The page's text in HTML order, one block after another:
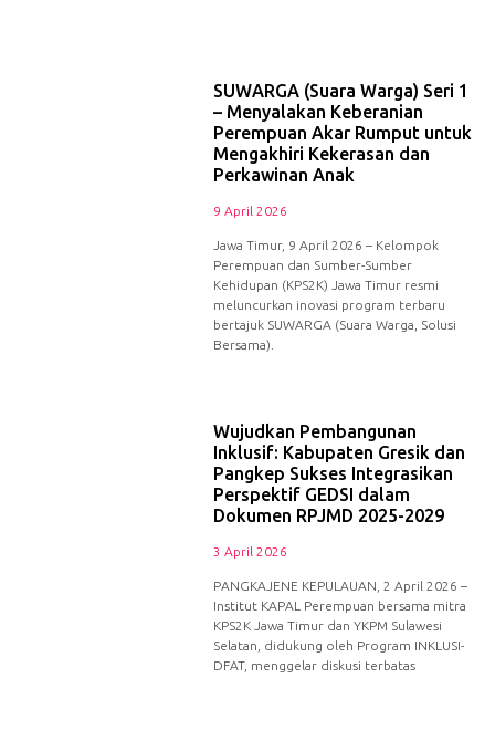
SUWARGA (Suara Warga) Seri 1
– Menyalakan Keberanian
Perempuan Akar Rumput untuk
Mengakhiri Kekerasan dan
Perkawinan Anak
9 April 2026
Jawa Timur, 9 April 2026 – Kelompok
Perempuan dan Sumber-Sumber
Kehidupan (KPS2K) Jawa Timur resmi
meluncurkan inovasi program terbaru
bertajuk SUWARGA (Suara Warga, Solusi
Bersama).
Wujudkan Pembangunan
Inklusif: Kabupaten Gresik dan
Pangkep Sukses Integrasikan
Perspektif GEDSI dalam
Dokumen RPJMD 2025-2029
3 April 2026
PANGKAJENE KEPULAUAN, 2 April 2026 –
Institut KAPAL Perempuan bersama mitra
KPS2K Jawa Timur dan YKPM Sulawesi
Selatan, didukung oleh Program INKLUSI-
DFAT, menggelar diskusi terbatas